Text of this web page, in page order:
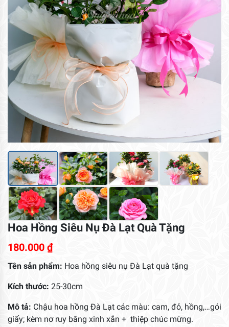
Hoa Hồng Siêu Nụ Đà Lạt Quà Tặng
180.000 ₫
Tên sản phẩm: Hoa hồng siêu nụ Đà Lạt quà tặng
Kích thước: 25-30cm
Mô tả: Chậu hoa hồng Đà Lạt các màu: cam, đỏ, hồng,…gói
giấy; kèm nơ ruy băng xinh xắn + thiệp chúc mừng.